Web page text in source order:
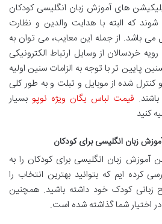
های آموزش زبان انگلیسی کودکان
که البته با هدایت والدین و نظارت
می باشد. از جمله این معایب، می توان به
خردسالان از وسایل ارتباط الکترونیکی
پایین تر با توجه به الزامات سنین اولیه
کنترل شده از موبایل و تبلت و به طور کلی
قیمت لباس یگان ویژه نوپو بسیار
کنید
زبان انگلیسی برای کودکان
11 اپلیکیشن آموزش زبان انگلیسی برای کودکان را به
کرده ایم که بتوانید بهترین انتخاب را
زبانی کودک خود داشته باشید. همچنین
در اختیار شما گذاشته شده است.